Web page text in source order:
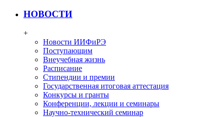
НОВОСТИ
+
Новости ИИФиРЭ
Поступающим
Внеучебная жизнь
Расписание
Стипендии и премии
Государственная итоговая аттестация
Конкурсы и гранты
Конференции, лекции и семинары
Научно-технический семинар